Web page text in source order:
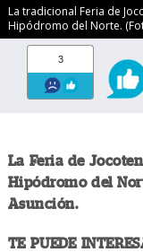
La tradicional Feria de
Hipódromo del Norte.
3
La Feria de
Hipódromo del
Asunción.
TE PUEDE